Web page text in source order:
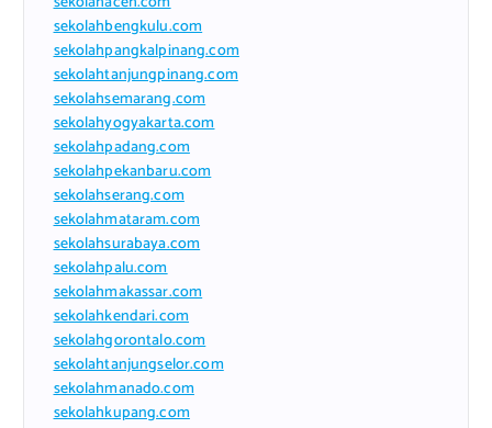
sekolahbengkulu.com
sekolahpangkalpinang.com
sekolahtanjungpinang.com
sekolahsemarang.com
sekolahyogyakarta.com
sekolahpadang.com
sekolahpekanbaru.com
sekolahserang.com
sekolahmataram.com
sekolahsurabaya.com
sekolahpalu.com
sekolahmakassar.com
sekolahkendari.com
sekolahgorontalo.com
sekolahtanjungselor.com
sekolahmanado.com
sekolahkupang.com